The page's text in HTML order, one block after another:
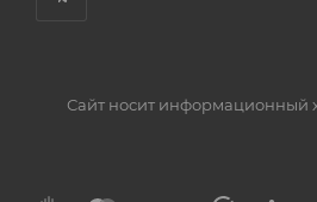
Сайт носит информационный